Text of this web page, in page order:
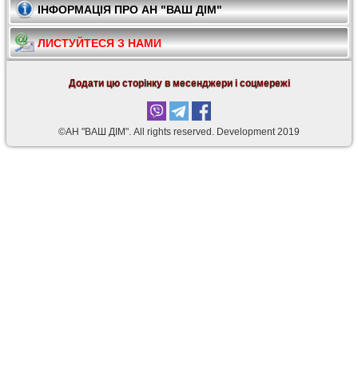
ІНФОРМАЦІЯ ПРО АН "ВАШ ДІМ"
ЛИСТУЙТЕСЯ З НАМИ
Додати цю сторінку в месенджери і соцмережі
©АН "ВАШ ДІМ". Аll rights reserved. Development 2019